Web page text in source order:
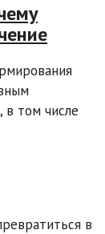
в том числе
в